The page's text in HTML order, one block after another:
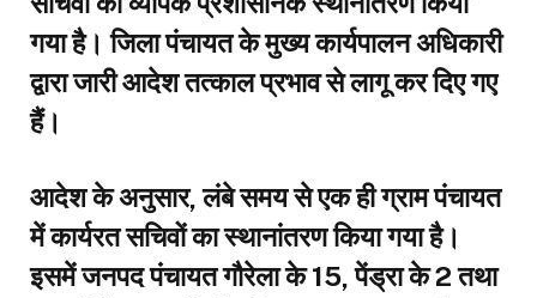
गया है। जिला पंचायत के मुख्य कार्यपालन अधिकारी
द्वारा जारी आदेश तत्काल प्रभाव से लागू कर दिए गए
हैं।
आदेश के अनुसार, लंबे समय से एक ही ग्राम पंचायत
में कार्यरत सचिवों का स्थानांतरण किया गया है।
इसमें जनपद पंचायत गौरेला के 15, पेंड्रा के 2 तथा